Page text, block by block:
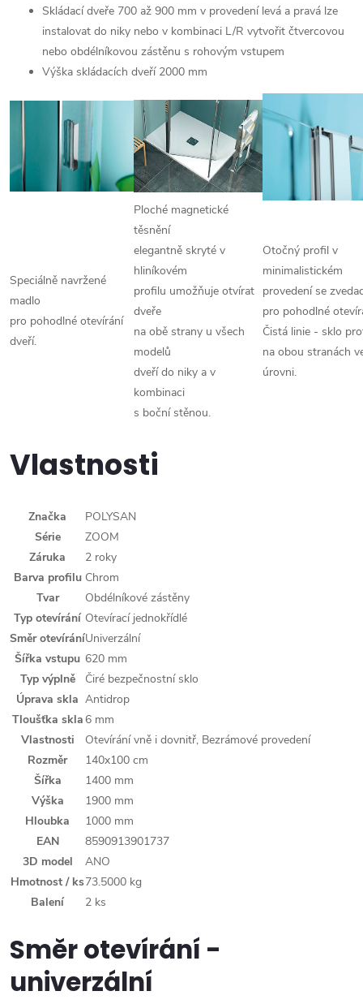
Skládací dveře 700 až 900 mm v provedení levá a pravá lze
instalovat do niky nebo v kombinaci L/R vytvořit čtvercovou
nebo obdélníkovou zástěnu s rohovým vstupem
Výška skládacích dveří 2000 mm
Speciálně navržené
madlo
pro pohodlné otevírání
dveří.
Ploché magnetické
těsnění
elegantně skryté v
hliníkovém
profilu umožňuje otvírat
dveře
na obě strany u všech
modelů
dveří do niky a v
kombinaci
s boční stěnou.
Otočný profil v
minimalistickém
provedení se
pro pohodlné
Čistá linie - sklo
na obou stranách
úrovni.
Vlastnosti
Značka
POLYSAN
Série
ZOOM
Záruka
2 roky
Barva profilu Chrom
Tvar
Obdélníkové zástěny
Typ otevírání Otevírací jednokřídlé
Směr otevíráníUniverzální
Šířka vstupu 620 mm
Typ výplně
Čiré bezpečnostní sklo
Úprava skla Antidrop
Tloušťka skla6 mm
Vlastnosti
Otevírání vně i dovnitř, Bezrámové provedení
Rozměr
140x100 cm
Šířka
1400 mm
Výška
1900 mm
Hloubka
1000 mm
EAN
8590913901737
3D model
ANO
Hmotnost / ks73.5000 kg
Balení
2 ks
Směr otevírání -
univerzální